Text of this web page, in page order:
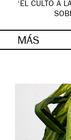
‘EL CULTO A
MÁS